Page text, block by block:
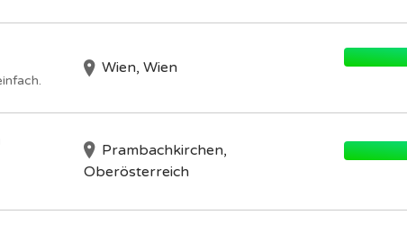
Wien, Wien
Prambachkirchen,
Oberösterreich